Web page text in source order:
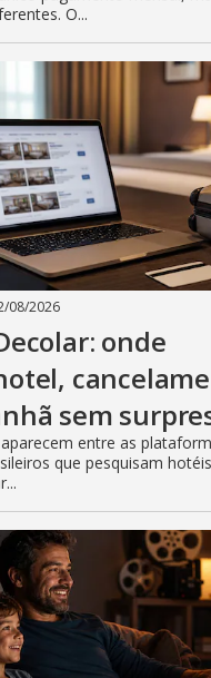
O...
08/2026
onde
sem
entre as
que pesquisam